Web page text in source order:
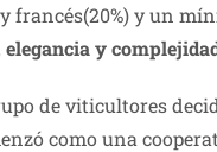
y un
y
de viticultores
como una